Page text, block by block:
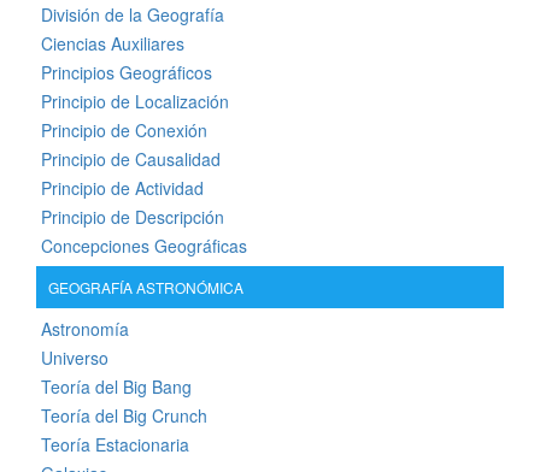
División de la Geografía
Ciencias Auxiliares
Principios Geográficos
Principio de Localización
Principio de Conexión
Principio de Causalidad
Principio de Actividad
Principio de Descripción
Concepciones Geográficas
GEOGRAFÍA ASTRONÓMICA
Astronomía
Universo
Teoría del Big Bang
Teoría del Big Crunch
Teoría Estacionaria